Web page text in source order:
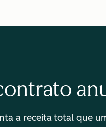
a receita total que